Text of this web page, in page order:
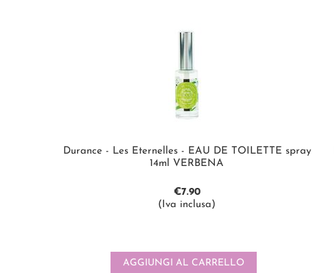
Durance - Les Eternelles - EAU DE TOILETTE spray
14ml VERBENA
€7.90
(Iva inclusa)
AGGIUNGI AL CARRELLO